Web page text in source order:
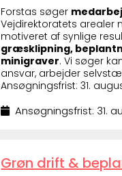
Forstas søger
Vejdirektoratets arealer
motiveret af synlige
græsklipning,
minigraver. Vi søger
ansvar, arbejder
Ansøgningsfrist: 31.
Ansøgningsfrist: 31.
Grøn drift &